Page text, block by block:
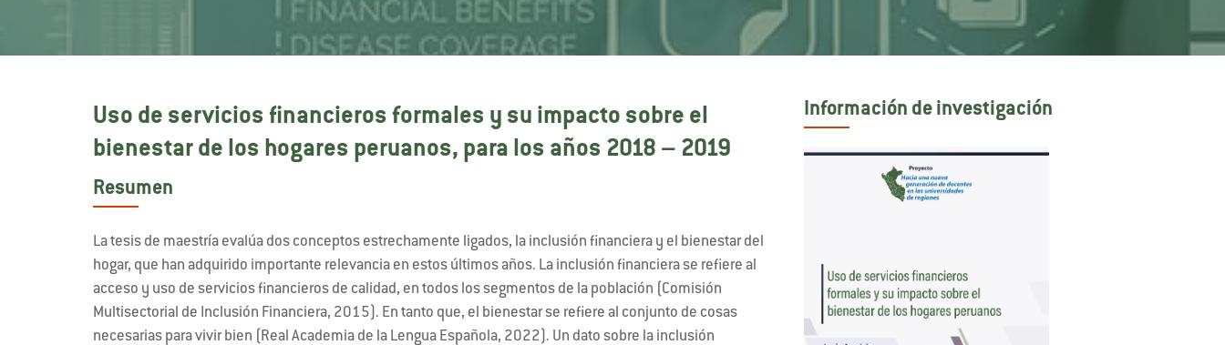
Uso de servicios financieros formales y su impacto sobre el
bienestar de los hogares peruanos, para los años 2018 – 2019
Resumen
La tesis de maestría evalúa dos conceptos estrechamente ligados, la inclusión financiera y el bienestar del
hogar, que han adquirido importante relevancia en estos últimos años. La inclusión financiera se refiere al
acceso y uso de servicios financieros de calidad, en todos los segmentos de la población (Comisión
Multisectorial de Inclusión Financiera, 2015). En tanto que, el bienestar se refiere al conjunto de cosas
necesarias para vivir bien (Real Academia de la Lengua Española, 2022). Un dato sobre la inclusión
Información de investigación